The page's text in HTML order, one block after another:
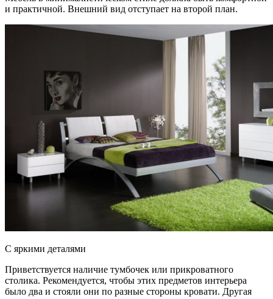
и практичной. Внешний вид отступает на второй план.
С яркими деталями
Приветствуется наличие тумбочек или прикроватного
столика. Рекомендуется, чтобы этих предметов интерьера
было два и стояли они по разные стороны кровати. Другая